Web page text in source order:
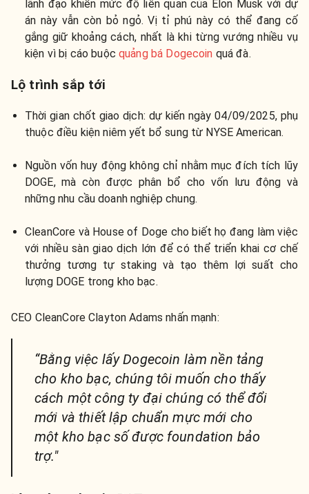
lãnh đạo khiến mức độ liên quan của Elon Musk với dự
án này vẫn còn bỏ ngỏ. Vị tỉ phú này có thể đang cố
gắng giữ khoảng cách, nhất là khi từng vướng nhiều vụ
kiện vì bị cáo buộcquảng bá Dogecoin quá đà.
Lộ trình sắp tới
Thời gian chốt giao dịch: dự kiến ngày 04/09/2025, phụ
thuộc điều kiện niêm yết bổ sung từ NYSE American.
Nguồn vốn huy động không chỉ nhằm mục đích tích lũy
DOGE, mà còn được phân bổ cho vốn lưu động và
những nhu cầu doanh nghiệp chung.
CleanCore và House of Doge cho biết họ đang làm việc
với nhiều sàn giao dịch lớn để có thể triển khai cơ chế
thưởng tương tự staking và tạo thêm lợi suất cho
lượng DOGE trong kho bạc.
CEO CleanCore Clayton Adams nhấn mạnh:
“Bằng việc lấy Dogecoin làm nền tảng
cho kho bạc, chúng tôi muốn cho thấy
cách một công ty đại chúng có thể đổi
mới và thiết lập chuẩn mực mới cho
một kho bạc số được foundation bảo
trợ."